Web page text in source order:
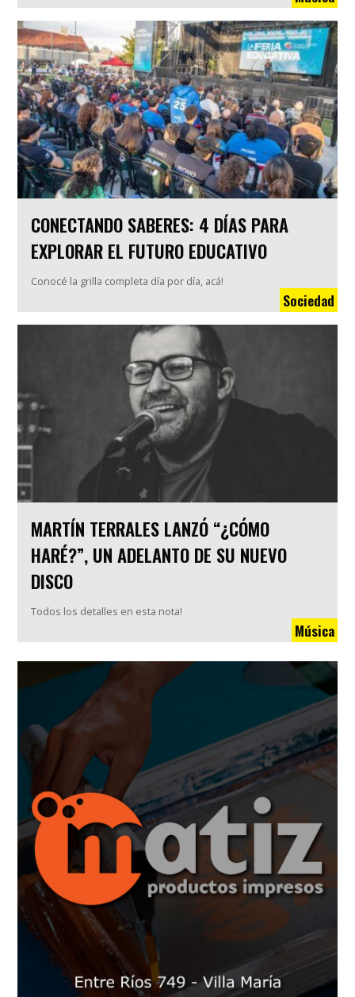
CONECTANDO SABERES: 4 DÍAS PARA
EXPLORAR EL FUTURO EDUCATIVO
Conocé la grilla completa día por día, acá!
Sociedad
MARTÍN TERRALES LANZÓ “¿CÓMO
HARÉ?”, UN ADELANTO DE SU NUEVO
DISCO
Todos los detalles en esta nota!
Música